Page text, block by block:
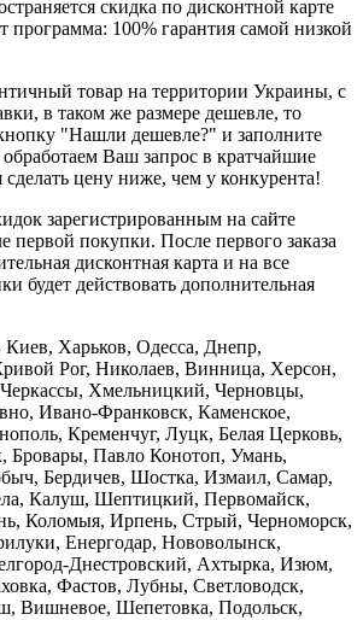
скидка по дисконтной карте
программа: 100% гарантия самой низкой
товар на территории Украины, с
в таком же размере дешевле, то
"Нашли дешевле?" и заполните
Ваш запрос в кратчайшие
сделать цену ниже, чем у конкурента!
зарегистрированным на сайте
первой покупки. После первого заказа
дисконтная карта и на все
будет действовать дополнительная
Киев, Харьков, Одесса, Днепр,
Рог, Николаев, Винница, Херсон,
Хмельницкий, Черновцы,
Ивано-Франковск, Каменское,
Кременчуг, Луцк, Белая Церковь,
Бровары, Павло Конотоп, Умань,
Бердичев, Шостка, Измаил, Самар,
Калуш, Шептицкий, Первомайск,
Коломыя, Ирпень, Стрый, Черноморск,
Енергодар, Нововолынск,
Днестровский, Ахтырка, Изюм,
Фастов, Лубны, Светловодск,
Вишневое, Шепетовка, Подольск,